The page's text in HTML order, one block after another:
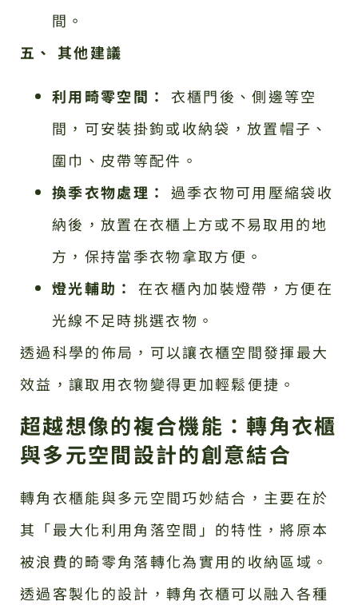
間。
五、 其他建議
利用畸零空間：
衣櫃門後、側邊等空
間，可安裝掛鉤或收納袋，放置帽子、
圍巾、皮帶等配件。
換季衣物處理：
過季衣物可用壓縮袋收
納後，放置在衣櫃上方或不易取用的地
方，保持當季衣物拿取方便。
燈光輔助：
在衣櫃內加裝燈帶，方便在
光線不足時挑選衣物。
透過科學的佈局，可以讓衣櫃空間發揮最大
效益，讓取用衣物變得更加輕鬆便捷。
超越想像的複合機能：轉角衣櫃
與多元空間設計的創意結合
轉角衣櫃能與多元空間巧妙結合，主要在於
其「最大化利用角落空間」的特性，將原本
被浪費的畸零角落轉化為實用的收納區域。
透過客製化的設計，轉角衣櫃可以融入各種